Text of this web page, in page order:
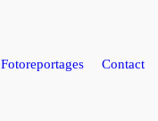
Contact
Fotoreportages